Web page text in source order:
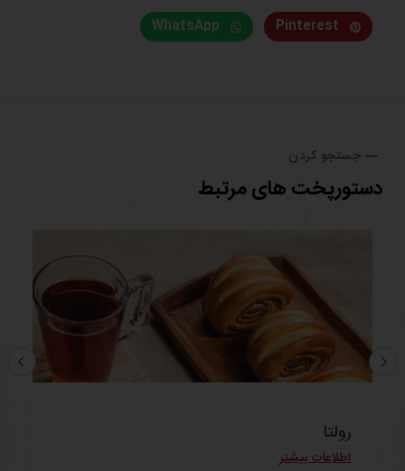
Pinterest
WhatsApp
جستجو کردن
دستورپخت های مرتبط
رولتا
اطلاعات بیشتر